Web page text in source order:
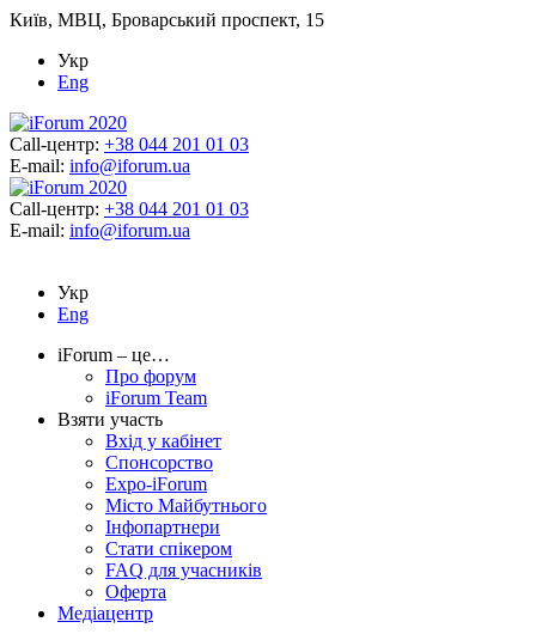
Київ, МВЦ, Броварський проспект, 15
Укр
Eng
Call-центр: +38 044 201 01 03
E-mail: info@iforum.ua
Call-центр: +38 044 201 01 03
E-mail: info@iforum.ua
Укр
Eng
iForum – це…
Про форум
iForum Team
Взяти участь
Вхід у кабінет
Спонсорство
Expo-iForum
Місто Майбутнього
Інфопартнери
Стати спікером
FAQ для учасників
Оферта
Медіацентр